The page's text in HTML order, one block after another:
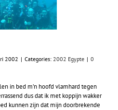
2002 | Categories: 2002 Egypte | 0
in bed m’n hoofd vlamhard tegen
dus dat ik met koppijn wakker
kunnen zijn dat mijn doorbrekende